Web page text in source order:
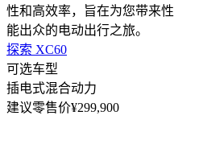
性和高效率，旨在为您带来性
能出众的电动出行之旅。
探索 XC60
可选车型
插电式混合动力
建议零售价¥299,900